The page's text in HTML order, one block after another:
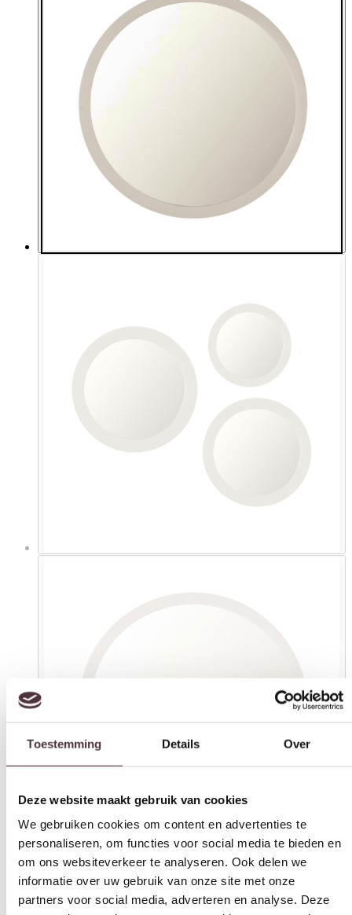
Toestemming Over
Deze website maakt gebruik van cookies
We gebruiken cookies om content en advertenties te
om ons websiteverkeer te analyseren. Ook delen we
informatie over uw gebruik van onze site met onze
partners voor social media, adverteren en analyse. Deze
partners kunnen deze gegevens combineren met andere
informatie die u aan ze heeft verstrekt of die ze hebben
Starfurn Spiegel Dide | 80 cm | Sand
119,00